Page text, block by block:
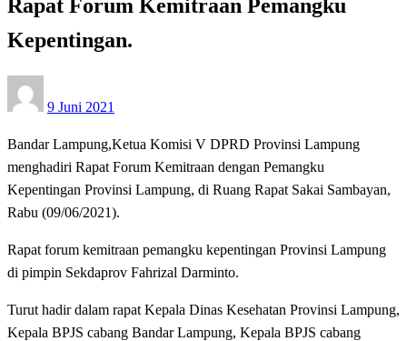
Rapat Forum Kemitraan Pemangku
Kepentingan.
on
9 Juni 2021
Bandar Lampung,Ketua Komisi V DPRD Provinsi Lampung
menghadiri Rapat Forum Kemitraan dengan Pemangku
Kepentingan Provinsi Lampung, di Ruang Rapat Sakai Sambayan,
Rabu (09/06/2021).
Rapat forum kemitraan pemangku kepentingan Provinsi Lampung
di pimpin Sekdaprov Fahrizal Darminto.
Turut hadir dalam rapat Kepala Dinas Kesehatan Provinsi Lampung,
Kepala BPJS cabang Bandar Lampung, Kepala BPJS cabang